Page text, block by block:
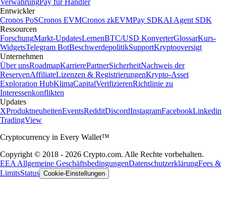
VerwahrungPay für Händler
Entwickler
Cronos PoSCronos EVMCronos zkEVMPay SDKAI Agent SDK
Ressourcen
ForschungMarkt-UpdatesLernenBTC/USD KonverterGlossarKurs-
WidgetsTelegram BotBeschwerdepolitikSupportKryptooversigt
Unternehmen
Über unsRoadmapKarrierePartnerSicherheitNachweis der
ReservenAffiliateLizenzen & RegistrierungenKrypto-Asset
Exploration HubKlimaCapitalVerifizierenRichtlinie zu
Interessenkonflikten
Updates
XProduktneuheitenEventsRedditDiscordInstagramFacebookLinkedin
TradingView
Cryptocurrency in Every Wallet™
Copyright © 2018 - 2026 Crypto.com. Alle Rechte vorbehalten.
EEA Allgemeine GeschäftsbedingungenDatenschutzerklärungFees &
LimitsStatus Cookie-Einstellungen